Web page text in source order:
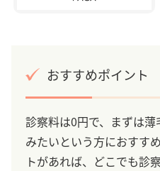
おすすめポイント
診察料は0円で、まずは
みたいという方におすす
トがあれば、どこでも診